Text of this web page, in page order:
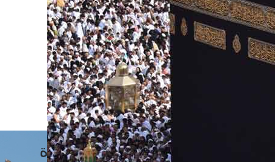
استعلام عن فتوى
حجز موعد
الفتوى الهاتفية
مَواقِيتُ الصَّـــلاة